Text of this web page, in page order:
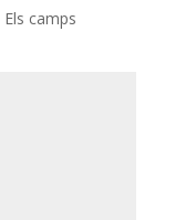
Els camps